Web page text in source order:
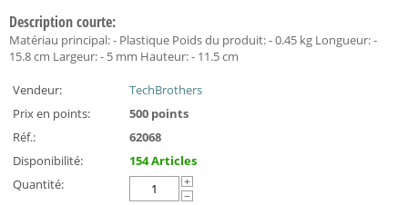
Description courte:
Matériau principal: - Plastique Poids du produit: - 0.45 kg Longueur: -
15.8 cm Largeur: - 5 mm Hauteur: - 11.5 cm
Vendeur:
TechBrothers
Prix en points:
500 points
Réf.:
62068
Disponibilité:
154 Articles
Quantité:
+
−